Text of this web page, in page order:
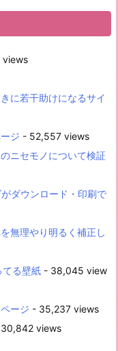
views
に若干助けになるサイ
ジ - 52,557 views
ニセモノについて検証
ダウンロード・印刷で
無理やり明るく補正し
る壁紙 - 38,045 view
ージ - 35,237 views
views